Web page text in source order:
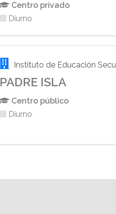
Centro privado
Diurno
Instituto de Educación
PADRE ISLA
Centro público
Diurno